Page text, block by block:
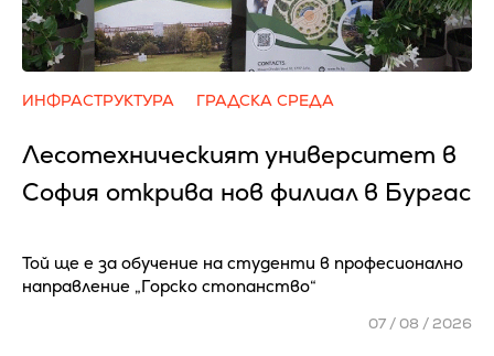
ИНФРАСТРУКТУРА ГРАДСКА СРЕДА
Лесотехническият университет в
София открива нов филиал в Бургас
Той ще е за обучение на студенти в професионално
направление „Горско стопанство“
07 / 08 / 2026